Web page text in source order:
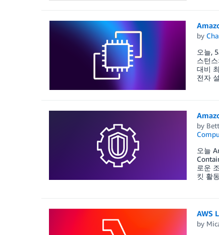
by
오늘,
스턴
대비
전자
by
오늘
로운
킷 활
AWS
by